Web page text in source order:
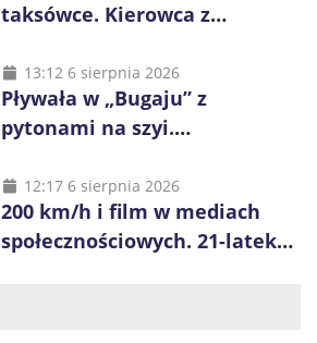
taksówce. Kierowca z
na obrzeża Wrocławia
13:12 6 sierpnia 2026
Pływała w „Bugaju” z
pytonami na szyi.
12:17 6 sierpnia 2026
200 km/h i film w mediach
społecznościowych. 21-latek